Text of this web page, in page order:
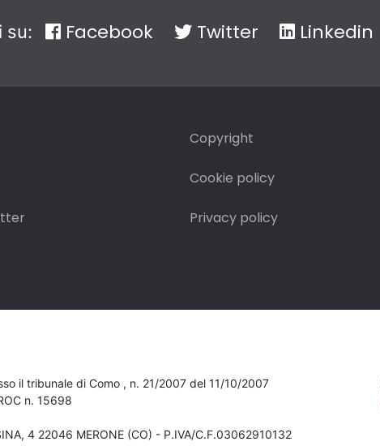
su: Facebook Twitter Linkedin
Copyright
Cookie policy
Privacy policy
il tribunale di Como , n. 21/2007 del 11/10/2007
n. 15698
4 22046 MERONE (CO) - P.IVA/C.F.03062910132